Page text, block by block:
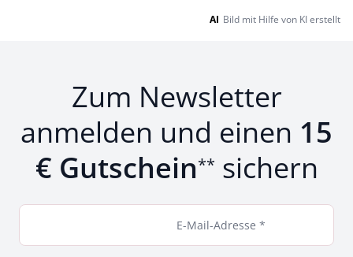
AI Bild mit Hilfe von KI erstellt
Zum Newsletter
anmelden und einen 15
€ Gutschein** sichern
E-Mail-Adresse *